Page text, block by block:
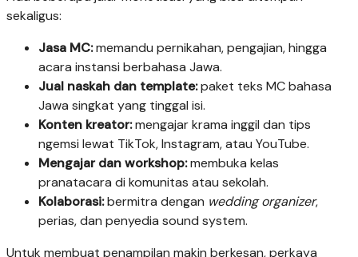
sekaligus:
Jasa MC:memandu pernikahan, pengajian, hingga
acara instansi berbahasa Jawa.
Jual naskah dan template:paket teks MC bahasa
Jawa singkat yang tinggal isi.
Konten kreator:mengajar krama inggil dan tips
ngemsi lewat TikTok, Instagram, atau YouTube.
Mengajar dan workshop:membuka kelas
pranatacara di komunitas atau sekolah.
Kolaborasi:bermitra dengan wedding organizer,
perias, dan penyedia sound system.
Untuk membuat penampilan makin berkesan, perkaya